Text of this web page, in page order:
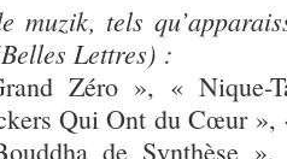
muzik, tels
Lettres) :
Zéro », « Nique-
Qui Ont du Cœur »,
de Synthèse